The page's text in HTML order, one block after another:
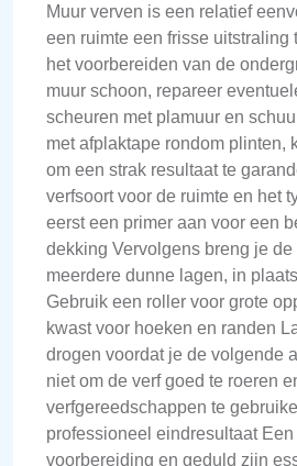
Muur verven is een relatief
een ruimte een frisse uitstraling
het voorbereiden van de
muur schoon, repareer
scheuren met plamuur en
met afplaktape rondom plinten,
om een strak resultaat te
verfsoort voor de ruimte en het
eerst een primer aan voor een
dekking Vervolgens breng je de
meerdere dunne lagen, in
Gebruik een roller voor grote
kwast voor hoeken en randen
drogen voordat je de volgende
niet om de verf goed te roeren
verfgereedschappen te
professioneel eindresultaat
voorbereiding en geduld zijn